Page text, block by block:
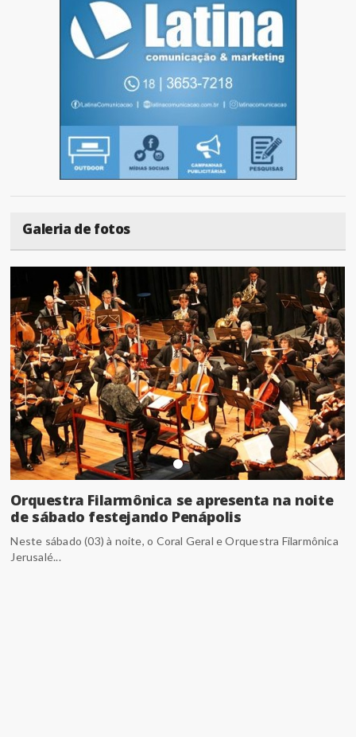
Galeria de fotos
Orquestra Filarmônica se apresenta na noite
de sábado festejando Penápolis
Neste sábado (03) à noite, o Coral Geral e Orquestra Filarmônica
Jerusalé...